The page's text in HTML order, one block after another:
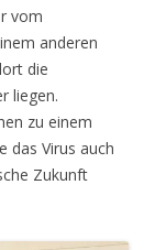
vom
anderen
die
liegen.
zu einem
das Virus auch
Zukunft